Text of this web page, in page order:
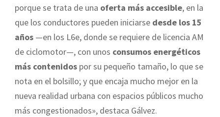
porque se trata de una oferta más accesible, en la
que los conductores pueden iniciarse desde los 15
años —en los L6e, donde se requiere de licencia AM
de ciclomotor—, con unos consumos energéticos
más contenidos por su pequeño tamaño, lo que se
nota en el bolsillo; y que encaja mucho mejor en la
nueva realidad urbana con espacios públicos mucho
más congestionados», destaca Gálvez.